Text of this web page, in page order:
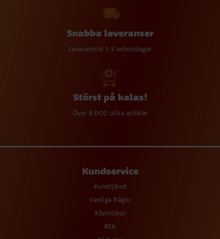
Snabba leveranser
Leveranstid 1-3 arbetsdagar
Störst på kalas!
Över 8 000 olika artiklar
Kundservice
Kundtjänst
Vanliga frågor
Köpvillkor
REA